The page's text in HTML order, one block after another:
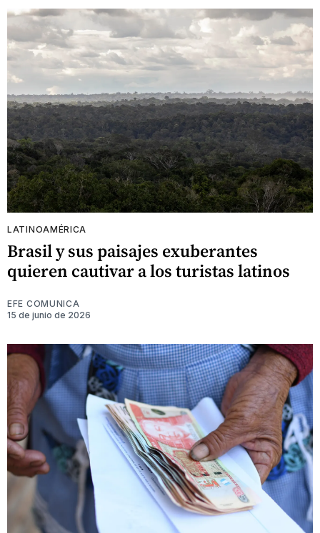
LATINOAMÉRICA
Brasil y sus paisajes exuberantes
quieren cautivar a los turistas latinos
EFE COMUNICA
15 de junio de 2026